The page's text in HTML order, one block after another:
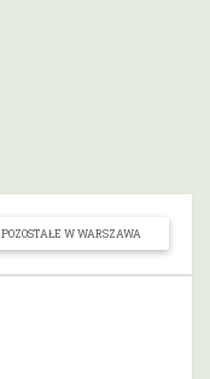
POZOSTAŁE W WARSZAWA